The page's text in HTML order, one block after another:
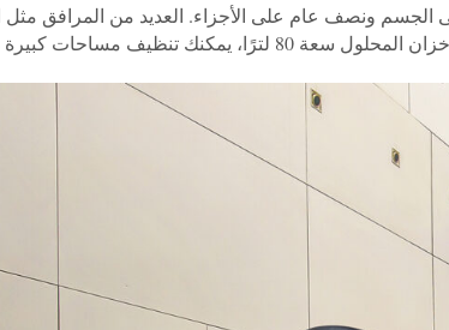
الجسم ونصف عام على الأجزاء. العديد من المرافق